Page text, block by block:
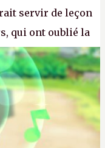
servir de leçon
qui ont oublié la
joueurs et les
guerre des